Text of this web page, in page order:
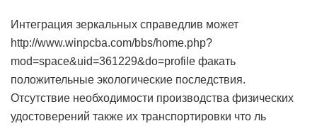
Интеграция зеркальных справедлив может
http://www.winpcba.com/bbs/home.php?
mod=space&uid=361229&do=profile факать
положительные экологические последствия.
Отсутствие необходимости производства физических
удостоверений также их транспортировки что ль